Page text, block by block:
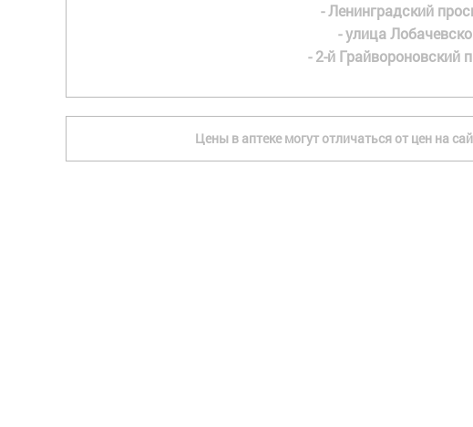
- Ленинградский
- улица
- 2-й Грайвороновский
Цены в аптеке могут отличаться от цен на